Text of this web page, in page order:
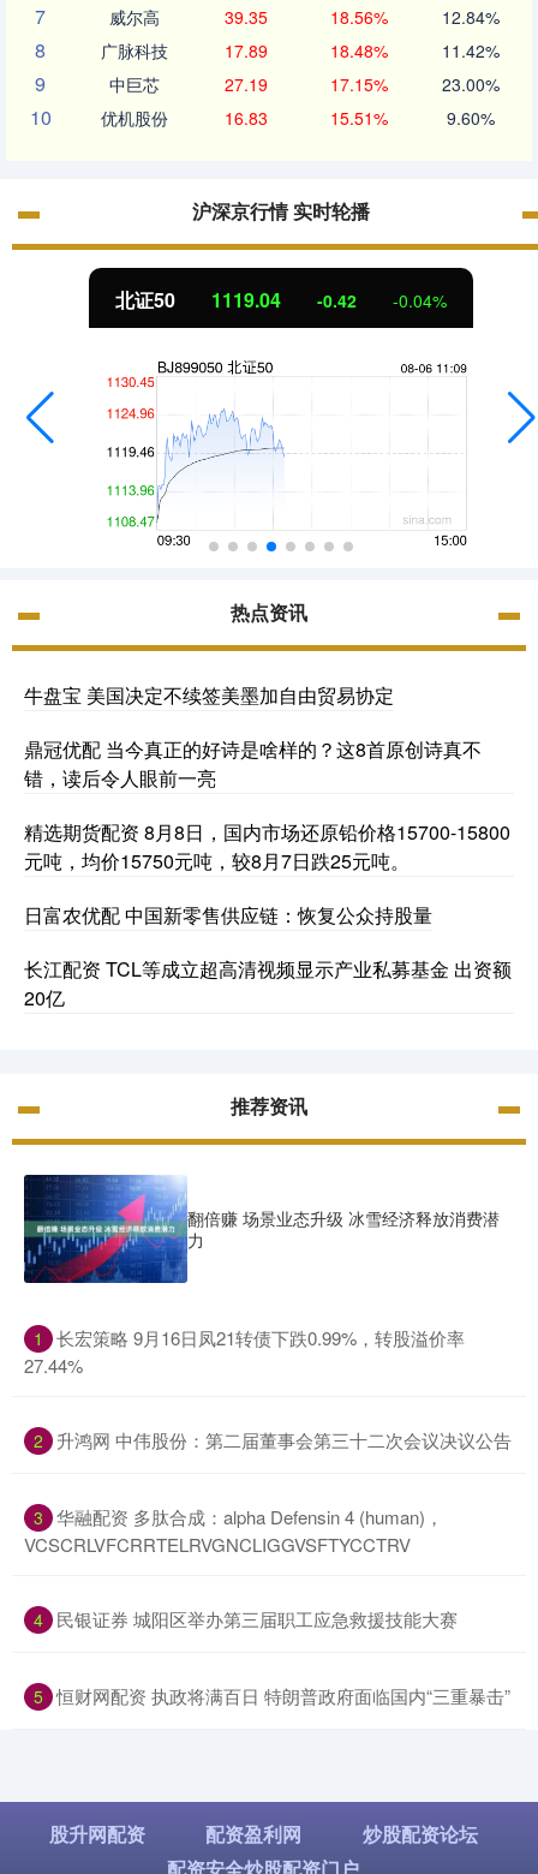
7 威尔高 39.35 18.56% 12.84%
8 广脉科技 17.89 18.48% 11.42%
9 中巨芯 27.19 17.15% 23.00%
10 优机股份 16.83 15.51% 9.60%
沪深京行情 实时轮播
北证50 1119.04 -0.42 -0.04%
热点资讯
牛盘宝 美国决定不续签美墨加自由贸易协定
鼎冠优配 当今真正的好诗是啥样的？这8首原创诗真不
错，读后令人眼前一亮
精选期货配资 8月8日，国内市场还原铅价格15700-15800
元吨，均价15750元吨，较8月7日跌25元吨。
日富农优配 中国新零售供应链：恢复公众持股量
长江配资 TCL等成立超高清视频显示产业私募基金 出资额
20亿
推荐资讯
翻倍赚 场景业态升级 冰雪经济释放消费潜
力
1
​长宏策略 9月16日凤21转债下跌0.99%，转股溢价率
27.44%
2 ​升鸿网 中伟股份：第二届董事会第三十二次会议决议公告
3 ​华融配资 多肽合成：alpha Defensin 4 (human)，
VCSCRLVFCRRTELRVGNCLIGGVSFTYCCTRV
4 ​民银证券 城阳区举办第三届职工应急救援技能大赛
5 ​恒财网配资 执政将满百日 特朗普政府面临国内“三重暴击”
股升网配资 配资盈利网
炒股配资论坛